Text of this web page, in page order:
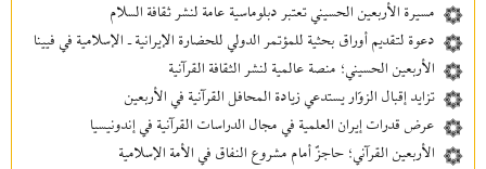
مسيرة الأربعين الحسيني تعتبر دبلوماسية عامة لنشر ثقافة السلام
دعوة لتقديم أوراق بحثية للمؤتمر الدولي للحضارة الإيرانية ـ الإسلامية في فيينا
الأربعين الحسيني؛ منصة عالمية لنشر الثقافة القرآنية
تزايد إقبال الزوّار يستدعي زيادة المحافل القرآنية في الأربعين
عرض قدرات إيران العلمية في مجال الدراسات القرآنية في إندونيسيا
الأربعين القرآني؛ حاجزٌ أمام مشروع النفاق في الأمة الإسلامية